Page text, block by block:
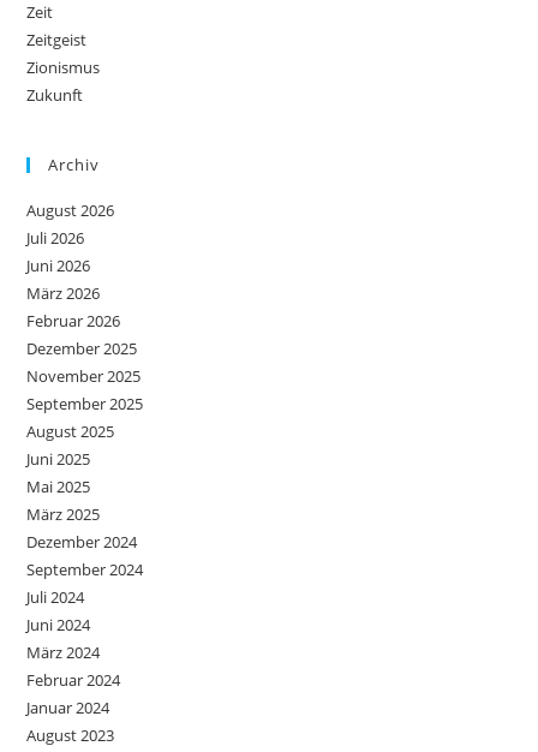
Zeit
Zeitgeist
Zionismus
Zukunft
Archiv
August 2026
Juli 2026
Juni 2026
März 2026
Februar 2026
Dezember 2025
November 2025
September 2025
August 2025
Juni 2025
Mai 2025
März 2025
Dezember 2024
September 2024
Juli 2024
Juni 2024
März 2024
Februar 2024
Januar 2024
August 2023